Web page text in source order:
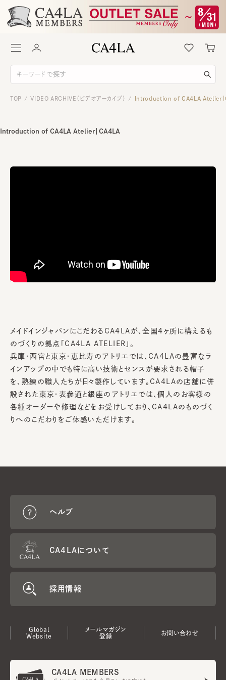
TOP / VIDEO ARCHIVE（ビデオアーカイブ） / Introduction of CA4LA Atelier｜
Introduction of CA4LA Atelier｜CA4LA
メイドインジャパンにこだわるCA4LAが、全国4ヶ所に構えるも
のづくりの拠点「CA4LA ATELIER」。
兵庫・西宮と東京・恵比寿のアトリエでは、CA4LAの豊富なラ
インアップの中でも特に高い技術とセンスが要求される帽子
を、熟練の職人たちが日々製作しています。CA4LAの店舗に併
設された東京・表参道と銀座のアトリエでは、個人のお客様の
各種オーダーや修理などをお受けしており、CA4LAのものづく
りへのこだわりをご体感いただけます。
ヘルプ
CA4LAについて
採用情報
Global
Website
メールマガジン
登録
お問い合わせ
CA4LA MEMBERS